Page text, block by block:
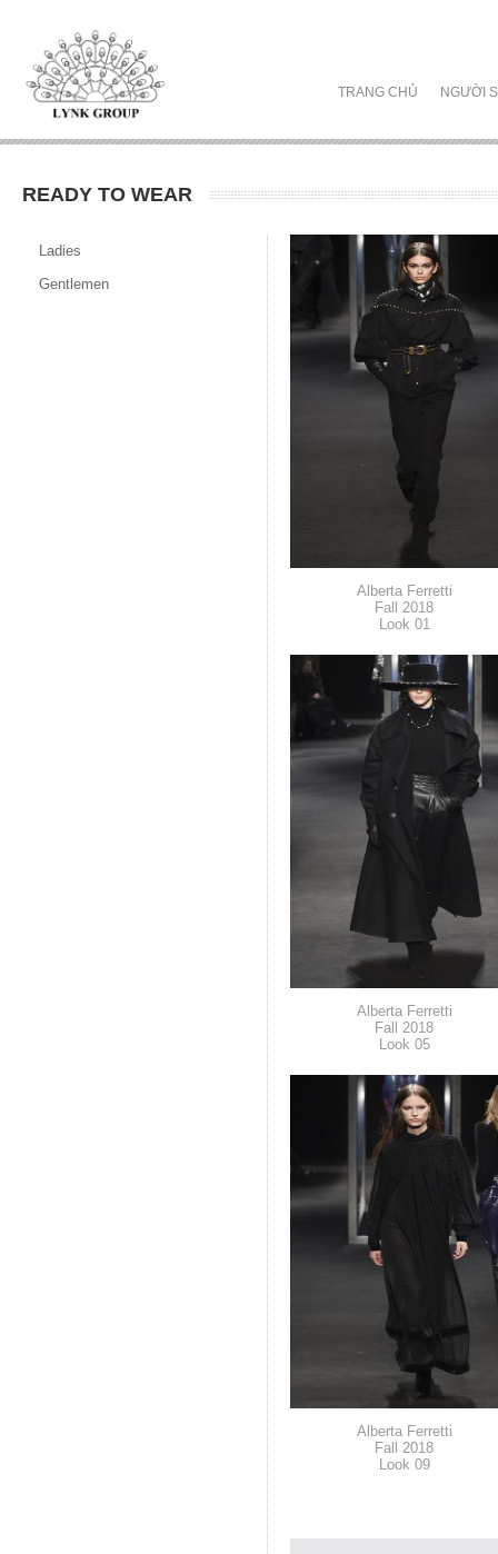
TRANG CHỦ NGƯỜI
READY TO WEAR
Ladies
Gentlemen
Alberta Ferretti
Fall 2018
Look 01
Alberta Ferretti
Fall 2018
Look 05
Alberta Ferretti
Fall 2018
Look 09